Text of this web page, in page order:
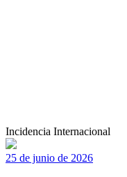
Incidencia Internacional
25 de junio de 2026